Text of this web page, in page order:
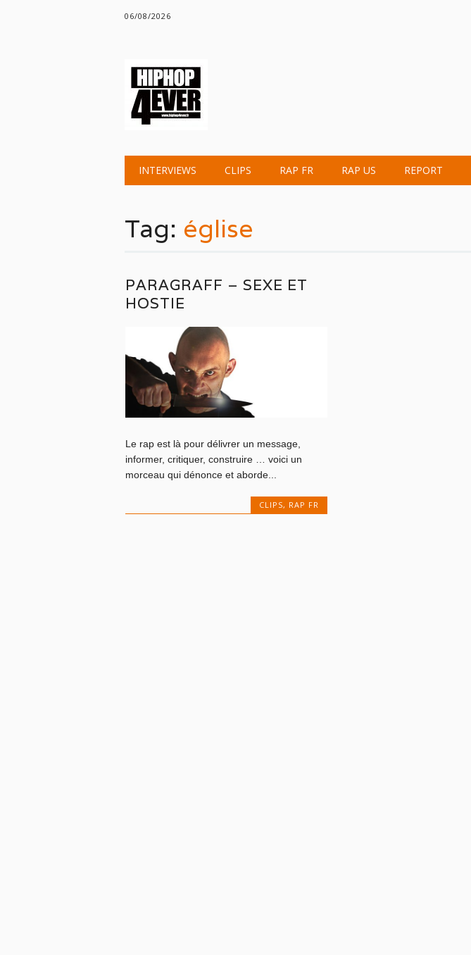
06/08/2026
Main menu
INTERVIEWS CLIPS RAP FR RAP US REPORT
Tag: église
PARAGRAFF – SEXE ET
HOSTIE
Le rap est là pour délivrer un message,
informer, critiquer, construire … voici un
morceau qui dénonce et aborde...
CLIPS, RAP FR